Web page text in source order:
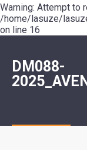
COULÉE
DOUCE
SÉCURITÉ
/
RISQUES
MAJEURS
CARAVANES
LA
HALTE
FLUVIALE
LA
SUZE
Warning: Attempt to
/home/lasuze/
on line 16
DM088-